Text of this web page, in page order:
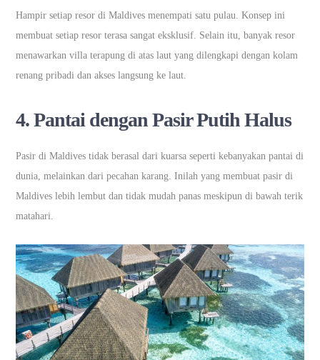
Hampir setiap resor di Maldives menempati satu pulau. Konsep ini
membuat setiap resor terasa sangat eksklusif. Selain itu, banyak resor
menawarkan villa terapung di atas laut yang dilengkapi dengan kolam
renang pribadi dan akses langsung ke laut.
4.Pantai dengan Pasir Putih Halus
Pasir di Maldives tidak berasal dari kuarsa seperti kebanyakan pantai di
dunia, melainkan dari pecahan karang. Inilah yang membuat pasir di
Maldives lebih lembut dan tidak mudah panas meskipun di bawah terik
matahari.